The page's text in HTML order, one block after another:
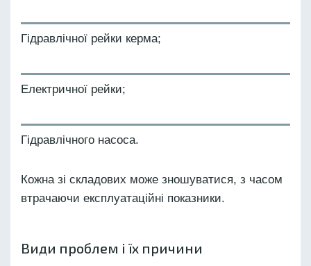
Гідравлічної рейки керма;
Електричної рейки;
Гідравлічного насоса.
Кожна зі складових може зношуватися, з часом
втрачаючи експлуатаційні показники.
Види проблем і їх причини